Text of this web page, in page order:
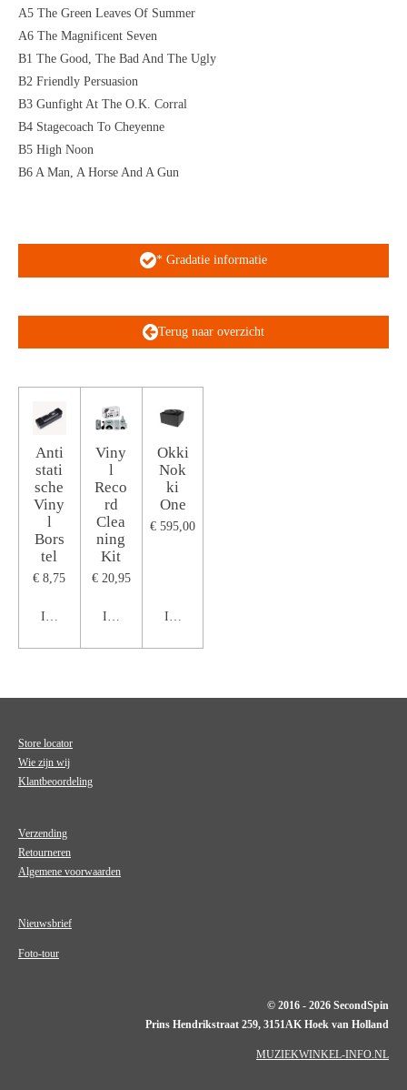
A5 The Green Leaves Of Summer
A6 The Magnificent Seven
B1 The Good, The Bad And The Ugly
B2 Friendly Persuasion
B3 Gunfight At The O.K. Corral
B4 Stagecoach To Cheyenne
B5 High Noon
B6 A Man, A Horse And A Gun
* Gradatie informatie
Terug naar overzicht
Anti
stati
sche
Viny
l
Bors
tel
€ 8,75
In winkelwagen
Viny
l
Reco
rd
Clea
ning
Kit
€ 20,95
In winkelwagen
Okki
Nok
ki
One
€ 595,00
In winkelwagen
Store locator
Wie zijn wij
Klantbeoordeling
Verzending
Retourneren
Algemene voorwaarden
Nieuwsbrief
Foto-tour
© 2016 - 2026 SecondSpin
Prins Hendrikstraat 259, 3151AK Hoek van Holland
MUZIEKWINKEL-INFO.NL